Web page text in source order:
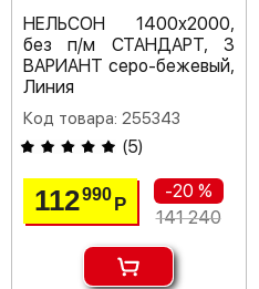
НЕЛЬСОН 1400х2000,
без п/м СТАНДАРТ, 3
ВАРИАНТ серо-бежевый,
Линия
Код товара: 255343
(5)
112990 Р
-20 %
141 240